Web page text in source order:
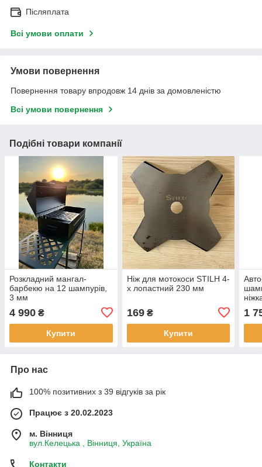
Післяплата
Всі умови оплати
Умови повернення
Повернення товару впродовж 14 днів за домовленістю
Всі умови повернення
Подібні товари компанії
Розкладний мангал-
барбекю на 12 шампурів,
3 мм
4 990 ₴
Купити
Ніж для мотокоси STILH 4-
х лопастний 230 мм
169₴
Купити
1
Про нас
100% позитивних з 39 відгуків за рік
Працює з 20.02.2023
м. Вінниця
вул.Келецька , Вінниця, Україна
Контакти